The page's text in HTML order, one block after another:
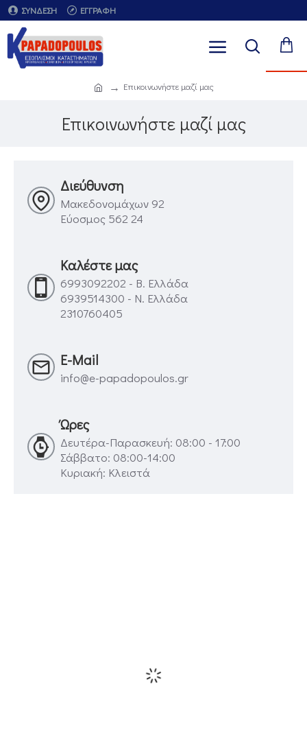
ΣΎΝΔΕΣΗ ΕΓΓΡΑΦΉ
Επικοινωνήστε μαζί μας
Επικοινωνήστε μαζί μας
Διεύθυνση
Μακεδονομάχων 92
Εύοσμος 562 24
Καλέστε μας
6993092202 - Β. Ελλάδα
6939514300 - Ν. Ελλάδα
2310760405
E-Mail
info@e-papadopoulos.gr
Ώρες
Δευτέρα-Παρασκευή: 08:00 - 17:00
Σάββατο: 08:00-14:00
Κυριακή: Κλειστά